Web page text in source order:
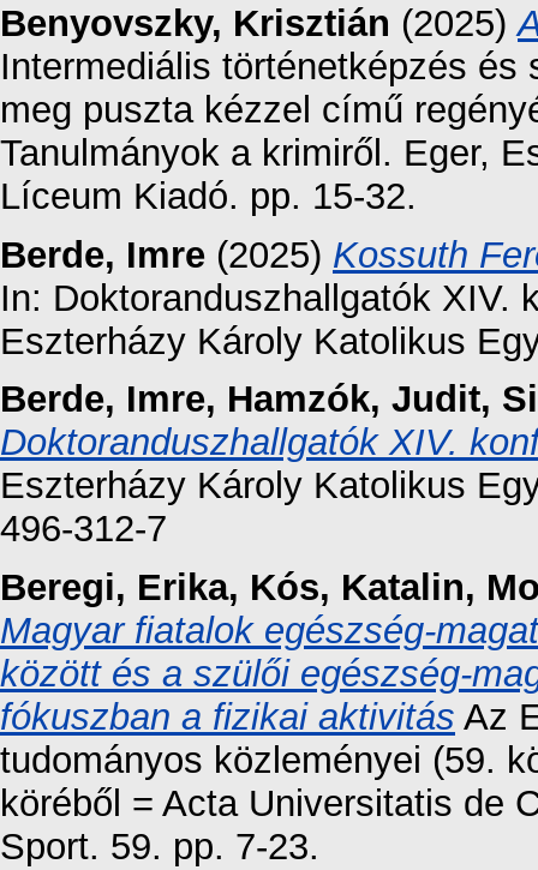
Benyovszky, Krisztián (2025)
Intermediális történetképzés és
meg puszta kézzel című
Tanulmányok a krimiről. Eger,
Líceum Kiadó. pp. 15-32.
Berde, Imre (2025) Kossuth
In: Doktoranduszhallgatók XIV.
Eszterházy Károly Katolikus
Berde, Imre, Hamzók, Judit,
Doktoranduszhallgatók XIV.
Eszterházy Károly Katolikus
496-312-7
Beregi, Erika, Kós, Katalin,
Magyar fiatalok egészség-
között és a szülői egészség-
fókuszban a fizikai aktivitás Az
tudományos közleményei (59.
köréből = Acta Universitatis de
Sport. 59. pp. 7-23.